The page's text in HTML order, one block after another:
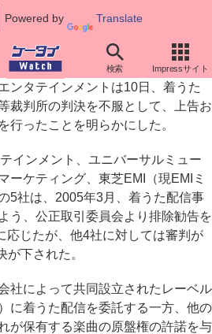
Powered by Translate
検索 Impressサイト
・ミュージックが上告
ンタテインメントは10日、着うた
裁判所の判決を不服として、上告お
行ったことを明らかにした。
インメント、ユニバーサルミュー
ーケティング、東芝EMI（現EMIミ
5社は、2005年3月、着うた配信事
う、公正取引委員会より排除勧告を
応じたが、他4社に対しては審判が
下された。
社によって共同設立されたレーベル
に着うた配信を委託する一方、他の
が保有する楽曲の原盤権の許諾を与